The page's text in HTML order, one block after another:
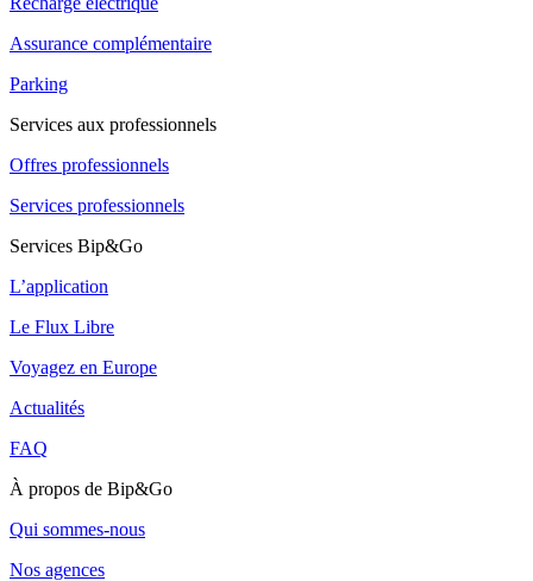
Assurance complémentaire
Parking
Services aux professionnels
Offres professionnels
Services professionnels
Services Bip&Go
L’application
Le Flux Libre
Voyagez en Europe
Actualités
FAQ
À propos de Bip&Go
Qui sommes-nous
Nos agences